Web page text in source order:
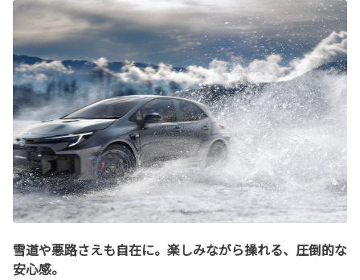
雪道や悪路さえも自在に。楽しみながら操れる、圧倒的な
安心感。